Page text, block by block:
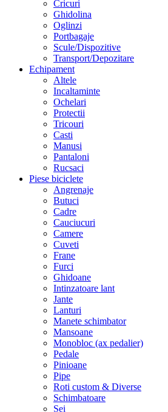
Cricuri
Ghidolina
Oglinzi
Portbagaje
Scule/Dispozitive
Transport/Depozitare
Echipament
Altele
Incaltaminte
Ochelari
Protectii
Tricouri
Casti
Manusi
Pantaloni
Rucsaci
Piese biciclete
Angrenaje
Butuci
Cadre
Cauciucuri
Camere
Cuveti
Frane
Furci
Ghidoane
Intinzatoare lant
Jante
Lanturi
Manete schimbator
Mansoane
Monobloc (ax pedalier)
Pedale
Pinioane
Pipe
Roti custom & Diverse
Schimbatoare
Sei